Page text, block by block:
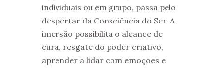
individuais ou em grupo, passa pelo
despertar da Consciência do Ser. A
imersão possibilita o alcance de
cura, resgate do poder criativo,
aprender a lidar com emoções e